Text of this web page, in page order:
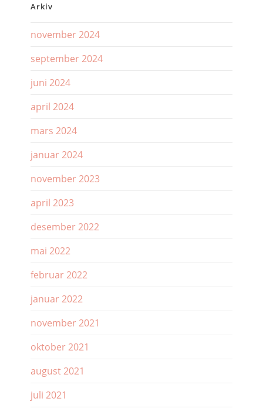
Arkiv
november 2024
september 2024
juni 2024
april 2024
mars 2024
januar 2024
november 2023
april 2023
desember 2022
mai 2022
februar 2022
januar 2022
november 2021
oktober 2021
august 2021
juli 2021